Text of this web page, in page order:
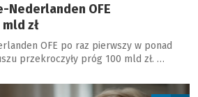
OFE
zł
OFE po raz pierwszy w ponad
przekroczyły próg 100 mld zł. …